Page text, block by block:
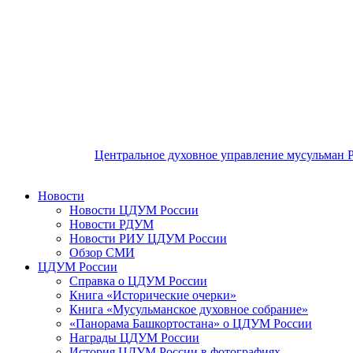
Центральное духовное управление мусульман
Новости
Новости ЦДУМ России
Новости РДУМ
Новости РИУ ЦДУМ России
Обзор СМИ
ЦДУМ России
Справка о ЦДУМ России
Книга «Исторические очерки»
Книга «Мусульманское духовное собрание»
«Панорама Башкортостана» о ЦДУМ России
Награды ЦДУМ России